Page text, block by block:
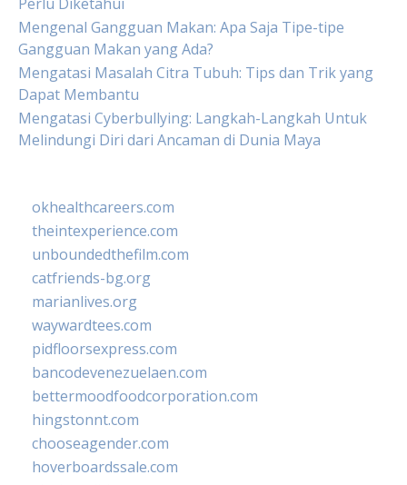
Mengenal Gangguan Makan: Apa Saja Tipe-tipe
Gangguan Makan yang Ada?
Mengatasi Masalah Citra Tubuh: Tips dan Trik yang
Dapat Membantu
Mengatasi Cyberbullying: Langkah-Langkah Untuk
Melindungi Diri dari Ancaman di Dunia Maya
okhealthcareers.com
theintexperience.com
unboundedthefilm.com
catfriends-bg.org
marianlives.org
waywardtees.com
pidfloorsexpress.com
bancodevenezuelaen.com
bettermoodfoodcorporation.com
hingstonnt.com
chooseagender.com
hoverboardssale.com